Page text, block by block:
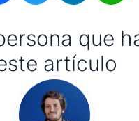
TwitterLinkedInWhatsApp
que
artículo